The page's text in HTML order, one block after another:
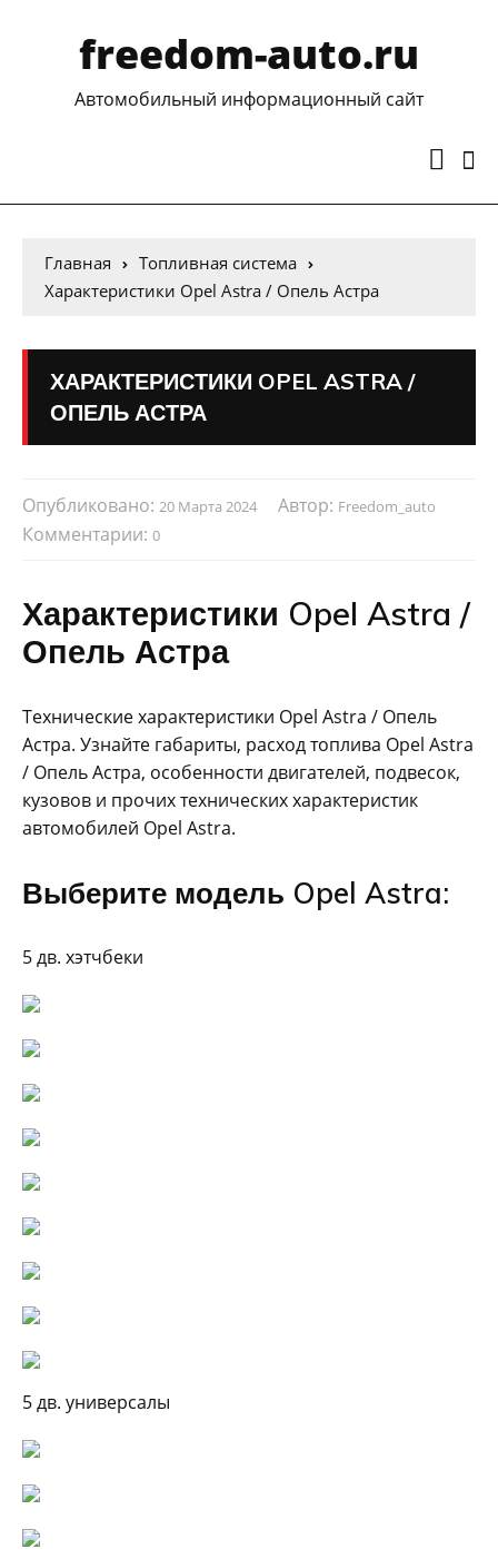
freedom-auto.ru
Автомобильный информационный сайт
Главная
Топливная система
Характеристики Opel Astra / Опель Астра
ХАРАКТЕРИСТИКИ OPEL ASTRA /
ОПЕЛЬ АСТРА
Опубликовано: 20 Марта 2024 Автор: Freedom_auto
Комментарии: 0
Характеристики Opel Astra /
Опель Астра
Технические характеристики Opel Astra / Опель
Астра. Узнайте габариты, расход топлива Opel Astra
/ Опель Астра, особенности двигателей, подвесок,
кузовов и прочих технических характеристик
автомобилей Opel Astra.
Выберите модель Opel Astra:
5 дв. хэтчбеки
5 дв. универсалы